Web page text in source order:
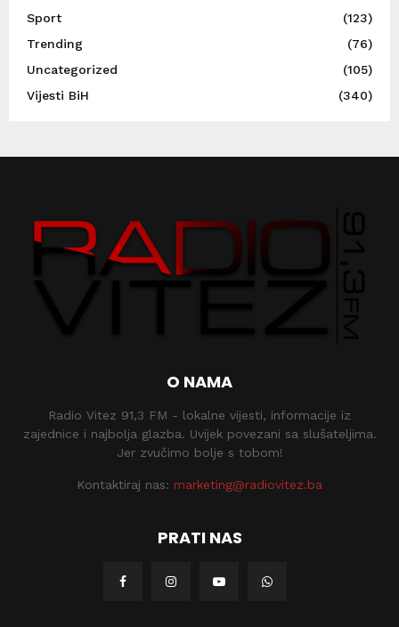
Sport
(123)
Trending
(76)
Uncategorized
(105)
Vijesti BiH
(340)
O NAMA
Radio Vitez 91,3 FM - lokalne vijesti, informacije iz
zajednice i najbolja glazba. Uvijek povezani sa slušateljima.
Jer zvučimo bolje s tobom!
Kontaktiraj nas: marketing@radiovitez.ba
PRATI NAS